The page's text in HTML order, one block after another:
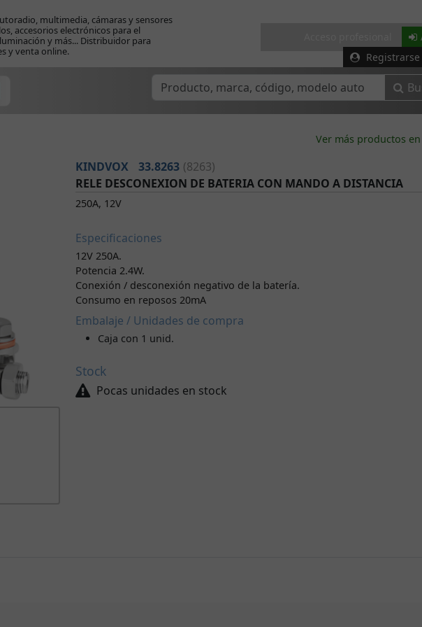
multimedia, cámaras y sensores
accesorios electrónicos para el
y más... Distribuidor para
y venta online.
Registrarse
Ver más productos en
KINDVOX 33.8263 (8263)
RELE DESCONEXION DE BATERIA CON MANDO A DISTANCIA
250A, 12V
Especificaciones
12V 250A.
Potencia 2.4W.
Conexión / desconexión negativo de la batería.
Consumo en reposos 20mA
Embalaje / Unidades de compra
Caja con 1 unid.
Stock
Pocas unidades en stock